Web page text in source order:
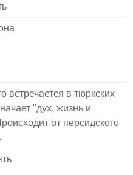
встречается в тюркских
"дух, жизнь и
от персидского